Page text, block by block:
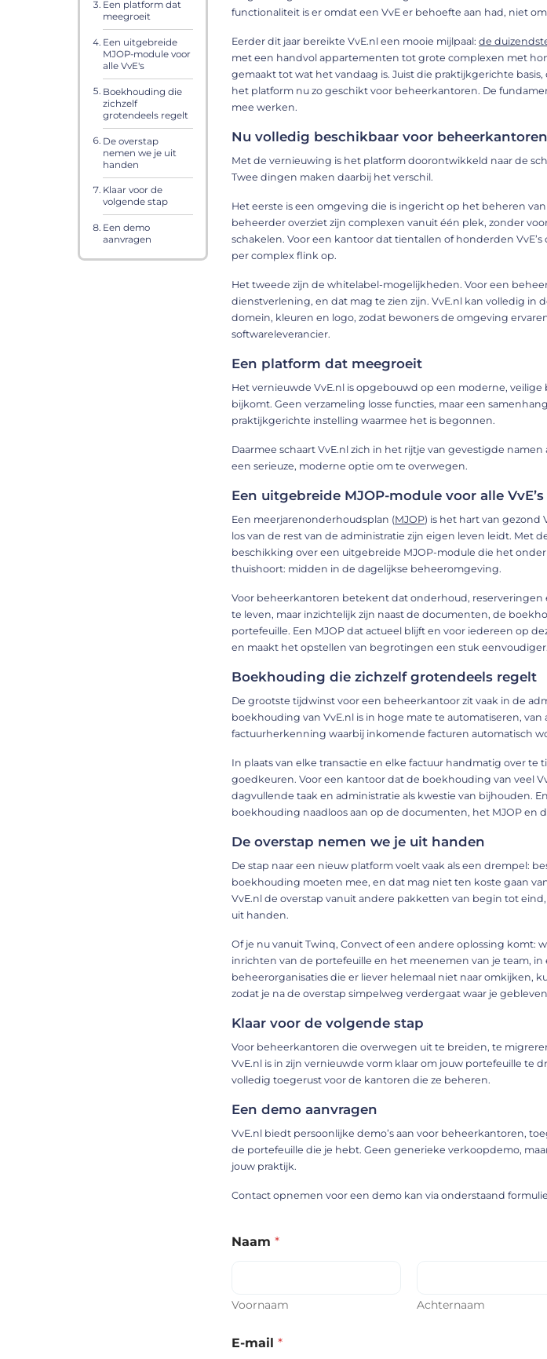
Een platform dat
meegroeit
Een uitgebreide
MJOP-module voor
alle VvE's
Boekhouding die
zichzelf
grotendeels regelt
De overstap
nemen we je uit
handen
Klaar voor de
volgende stap
Een demo
aanvragen
functionaliteit is er omdat een VvE er behoefte aan had, niet
Eerder dit jaar bereikte VvE.nl een mooie mijlpaal: de
met een handvol appartementen tot grote complexen met
gemaakt tot wat het vandaag is. Juist die praktijkgerichte
het platform nu zo geschikt voor beheerkantoren. De
mee werken.
Nu volledig beschikbaar voor beheerkantoren
Met de vernieuwing is het platform doorontwikkeld naar de
Twee dingen maken daarbij het verschil.
Het eerste is een omgeving die is ingericht op het beheren
beheerder overziet zijn complexen vanuit één plek, zonder
schakelen. Voor een kantoor dat tientallen of honderden
per complex flink op.
Het tweede zijn de whitelabel-mogelijkheden. Voor een
dienstverlening, en dat mag te zien zijn. VvE.nl kan volledig
domein, kleuren en logo, zodat bewoners de omgeving
softwareleverancier.
Een platform dat meegroeit
Het vernieuwde VvE.nl is opgebouwd op een moderne,
bijkomt. Geen verzameling losse functies, maar een
praktijkgerichte instelling waarmee het is begonnen.
Daarmee schaart VvE.nl zich in het rijtje van gevestigde
een serieuze, moderne optie om te overwegen.
Een uitgebreide MJOP-module voor alle VvE’s
Een meerjarenonderhoudsplan (MJOP) is het hart van gezond
los van de rest van de administratie zijn eigen leven leidt. Met
beschikking over een uitgebreide MJOP-module die het
thuishoort: midden in de dagelijkse beheeromgeving.
Voor beheerkantoren betekent dat onderhoud,
te leven, maar inzichtelijk zijn naast de documenten, de
portefeuille. Een MJOP dat actueel blijft en voor iedereen op
en maakt het opstellen van begrotingen een stuk eenvoudiger.
Boekhouding die zichzelf grotendeels regelt
De grootste tijdwinst voor een beheerkantoor zit vaak in de
boekhouding van VvE.nl is in hoge mate te automatiseren,
factuurherkenning waarbij inkomende facturen automatisch
In plaats van elke transactie en elke factuur handmatig over
goedkeuren. Voor een kantoor dat de boekhouding van veel
dagvullende taak en administratie als kwestie van bijhouden.
boekhouding naadloos aan op de documenten, het MJOP en
De overstap nemen we je uit handen
De stap naar een nieuw platform voelt vaak als een drempel:
boekhouding moeten mee, en dat mag niet ten koste gaan
VvE.nl de overstap vanuit andere pakketten van begin tot
uit handen.
Of je nu vanuit Twinq, Convect of een andere oplossing komt:
inrichten van de portefeuille en het meenemen van je team,
beheerorganisaties die er liever helemaal niet naar omkijken,
zodat je na de overstap simpelweg verdergaat waar je
Klaar voor de volgende stap
Voor beheerkantoren die overwegen uit te breiden, te
VvE.nl is in zijn vernieuwde vorm klaar om jouw portefeuille te
volledig toegerust voor de kantoren die ze beheren.
Een demo aanvragen
VvE.nl biedt persoonlijke demo’s aan voor beheerkantoren,
de portefeuille die je hebt. Geen generieke verkoopdemo,
jouw praktijk.
Contact opnemen voor een demo kan via onderstaand
Naam *
Voornaam Achternaam
E-mail *